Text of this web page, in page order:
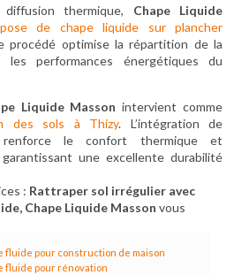
thermique, Chape Liquide
pose de chape liquide sur plancher
procédé optimise la répartition de la
les performances énergétiques du
Liquide Masson intervient comme
des sols à Thizy. L’intégration de
renforce le confort thermique et
une excellente durabilité
: Rattraper sol irrégulier avec
Chape Liquide Masson vous
fluide pour construction de maison
fluide pour rénovation